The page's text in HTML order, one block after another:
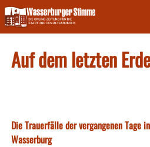
Skip
to
content
Auf dem letzten
Die Trauerfälle der vergangenen Tage
Wasserburg